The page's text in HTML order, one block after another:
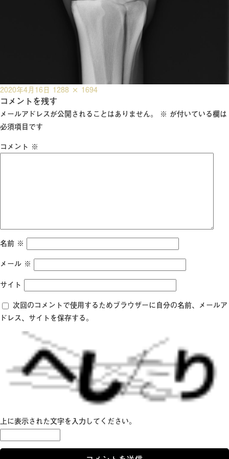
投
稿
日:
2020年4月16日 フ
ル
サ
1288 × 1694
コメントを残す
メールアドレスが公開されることはありません。 ※ が付いている欄は
必須項目です
コメント ※
名前 ※
メール ※
サイト
次回のコメントで使用するためブラウザーに自分の名前、メールア
ドレス、サイトを保存する。
上に表示された文字を入力してください。